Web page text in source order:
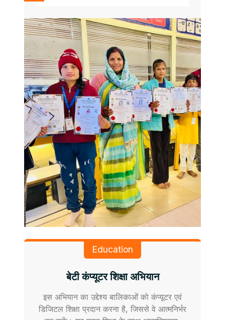
Education
बेटी कंप्यूटर शिक्षा अभियान
इस अभियान का उद्देश्य बालिकाओं को कंप्यूटर एवं
डिजिटल शिक्षा प्रदान करना है, जिससे वे आत्मनिर्भर